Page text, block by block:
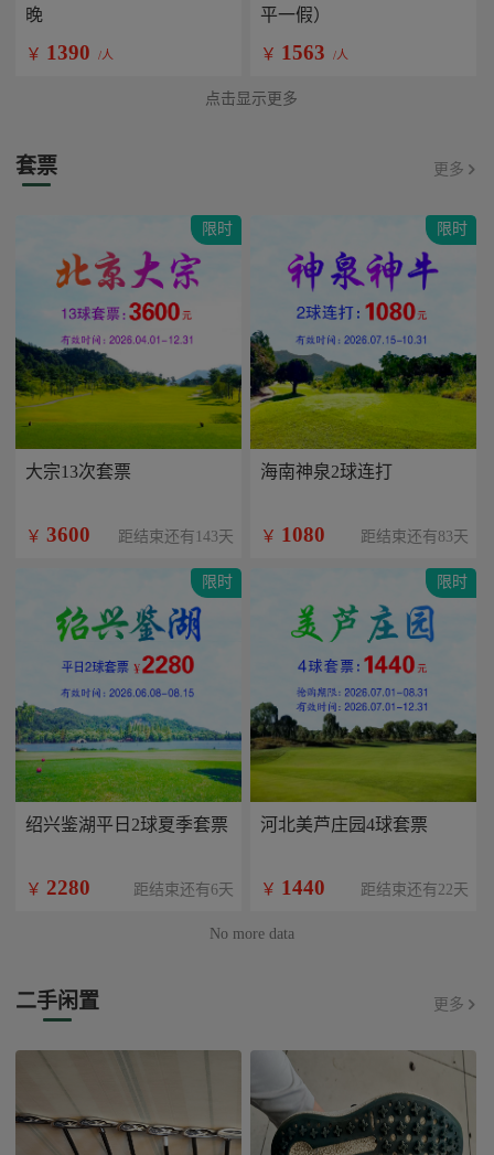
晚
￥ 1390 /人
平一假）
￥ 1563 /人
点击显示更多
套票 更多
限时
大宗13次套票
￥ 3600 距结束还有143天
限时
海南神泉2球连打
￥ 1080 距结束还有83天
限时
绍兴鉴湖平日2球夏季套票
￥ 2280 距结束还有6天
限时
河北美芦庄园4球套票
￥ 1440 距结束还有22天
No more data
二手闲置 更多